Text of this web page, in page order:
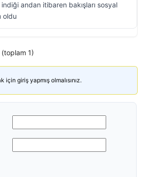
andan itibaren bakışları sosyal
oldu
1)
için giriş yapmış olmalısınız.